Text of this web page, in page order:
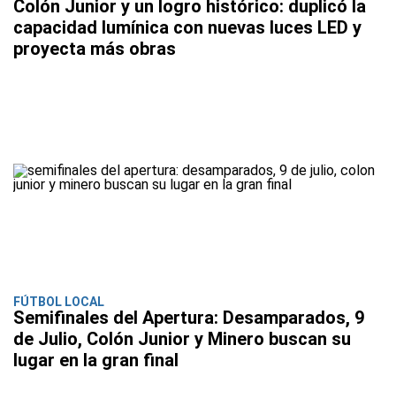
Colón Junior y un logro histórico: duplicó la
capacidad lumínica con nuevas luces LED y
proyecta más obras
FÚTBOL LOCAL
Semifinales del Apertura: Desamparados, 9
de Julio, Colón Junior y Minero buscan su
lugar en la gran final